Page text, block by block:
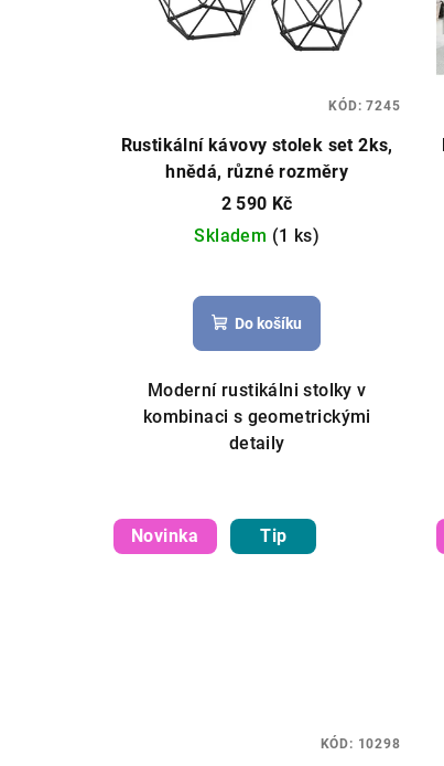
Rustikální kávovy stolek set 2ks,
hnědá, různé rozměry
2 590 Kč
Skladem (1 ks)
Do košíku
Moderní rustikálni stolky v
kombinaci s geometrickými
detaily
KÓD:7245
Novinka Tip
KÓD: 10298